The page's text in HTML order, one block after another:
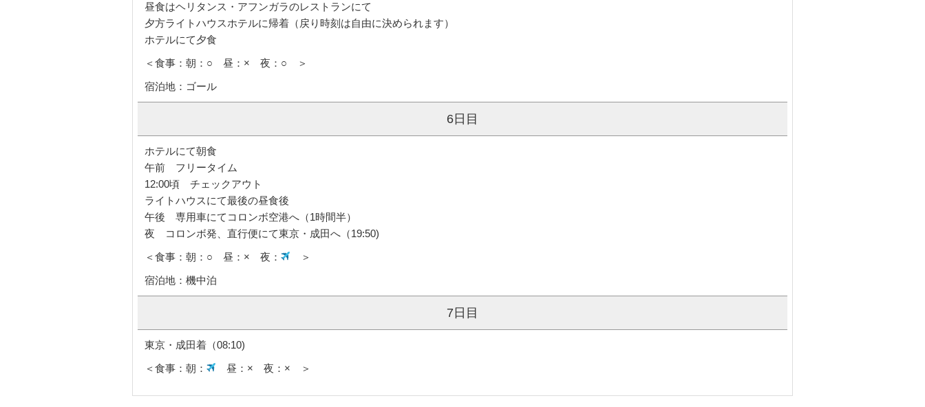
昼食はヘリタンス・アフンガラのレストランにて
夕方ライトハウスホテルに帰着（戻り時刻は自由に決められます）
ホテルにて夕食
＜食事：朝：○ 昼：× 夜：○ ＞
宿泊地：ゴール
6日目
ホテルにて朝食
午前 フリータイム
12:00頃 チェックアウト
ライトハウスにて最後の昼食後
午後 専用車にてコロンボ空港へ（1時間半）
夜 コロンボ発、直行便にて東京・成田へ（19:50)
＜食事：朝：○ 昼：× 夜：
＞
宿泊地：機中泊
7日目
東京・成田着（08:10)
＜食事：朝：
昼：× 夜：× ＞